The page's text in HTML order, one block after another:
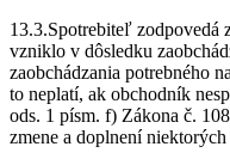
13.3.Spotrebiteľ zodpovedá
vzniklo v dôsledku
zaobchádzania potrebného
to neplatí, ak obchodník
ods. 1 písm. f) Zákona č.
zmene a doplnení